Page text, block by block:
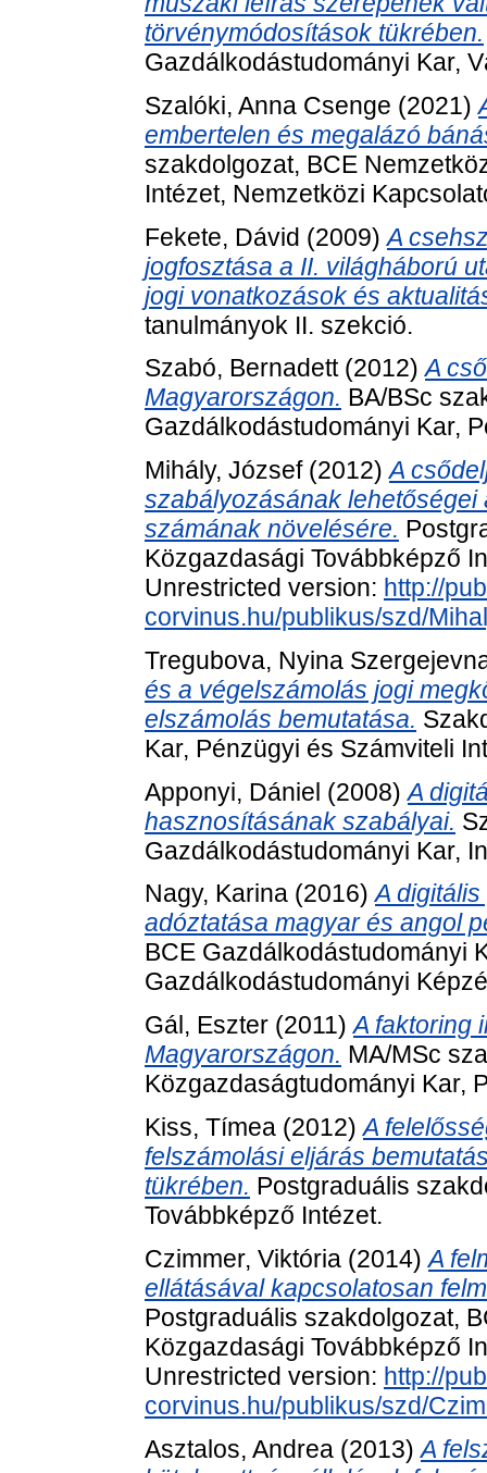
törvénymódosítások tükrében.
Gazdálkodástudományi Kar,
Szalóki, Anna Csenge (2021)
embertelen és megalázó
szakdolgozat, BCE
Intézet, Nemzetközi
Fekete, Dávid (2009)A
jogfosztása a II. világháború
jogi vonatkozások és
tanulmányok II. szekció.
Szabó, Bernadett(2012)A
Magyarországon. BA/BSc
Gazdálkodástudományi Kar,
Mihály, József(2012)A
szabályozásának
számának növelésére.
Közgazdasági Továbbképző
Unrestricted version: http://
corvinus.hu/publikus/szd/
Tregubova, Nyina
és a végelszámolás jogi
elszámolás bemutatása.
Kar, Pénzügyi és Számviteli
Apponyi, Dániel (2008)A
hasznosításának szabályai.
Gazdálkodástudományi Kar,
Nagy, Karina (2016)A
adóztatása magyar és angol
BCE Gazdálkodástudományi
Gazdálkodástudományi
Gál, Eszter (2011)A faktoring
Magyarországon. MA/MSc
Közgazdaságtudományi Kar,
Kiss, Tímea (2012)A
felszámolási eljárás
tükrében. Postgraduális
Továbbképző Intézet.
Czimmer, Viktória (2014)A
ellátásával kapcsolatosan
Postgraduális szakdolgozat,
Közgazdasági Továbbképző
Unrestricted version: http://
corvinus.hu/publikus/szd/
Asztalos, Andrea (2013)A